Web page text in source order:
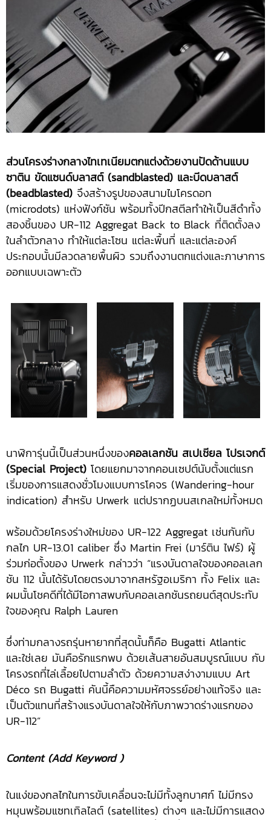
ส่วนโครงร่างกลางไทเทเนียมตกแต่งด้วยงานปัดด้านแบบ
ซาติน ขัดแซนด์บลาสต์ (sandblasted) และบีดบลาสต์
(beadblasted) จึงสร้างรูปของสนามไมโครดอท
(microdots) แห่งฟังก์ชัน พร้อมทั้งปีกสตีลทำให้เป็นสีดำทั้ง
สองชิ้นของ UR-112 Aggregat Back to Black ที่ติดตั้งลง
ในลำตัวกลาง ทำให้แต่ละโซน แต่ละพื้นที่ และแต่ละองค์
ประกอบนั้นมีลวดลายพื้นผิว รวมถึงงานตกแต่งและภาษาการ
ออกแบบเฉพาะตัว
นาฬิการุ่นนี้เป็นส่วนหนึ่งของคอลเลกชัน สเปเชียล โปรเจกต์
(Special Project) โดยแยกมาจากคอนเซปต์นับตั้งแต่แรก
เริ่มของการแสดงชั่วโมงแบบการโคจร (Wandering-hour
indication) สำหรับ Urwerk แต่ปรากฏบนสเกลใหม่ทั้งหมด
พร้อมด้วยโครงร่างใหม่ของ UR-122 Aggregat เช่นกันกับ
กลไก UR-13.01 caliber ซึ่ง Martin Frei (มาร์ติน ไฟร์) ผู้
ร่วมก่อตั้งของ Urwerk กล่าวว่า “แรงบันดาลใจของคอลเลก
ชัน 112 นั้นได้รับโดยตรงมาจากสหรัฐอเมริกา ทั้ง Felix และ
ผมนั้นโชคดีที่ได้มีโอกาสพบกับคอลเลกชันรถยนต์สุดประทับ
ใจของคุณ Ralph Lauren
ซึ่งท่ามกลางรถรุ่นหายากที่สุดนั้นก็คือ Bugatti Atlantic
และใช่เลย มันคือรักแรกพบ ด้วยเส้นสายอันสมบูรณ์แบบ กับ
โครงรถที่ไล่เลื้อยไปตามลำตัว ด้วยความสง่างามแบบ Art
Déco รถ Bugatti คันนี้คือความมหัศจรรย์อย่างแท้จริง และ
เป็นตัวแทนที่สร้างแรงบันดาลใจให้กับภาพวาดร่างแรกของ
UR-112”
Content (Add Keyword )
ในแง่ของกลไกในการขับเคลื่อนจะไม่มีทั้งลูกบาศก์ ไม่มีกรง
หมุนพร้อมแซทเทิลไลต์ (satellites) ต่างๆ และไม่มีการแสดง